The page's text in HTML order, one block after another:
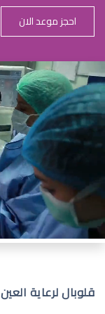
احجز موعد الان
قلوبال لرعاية العين